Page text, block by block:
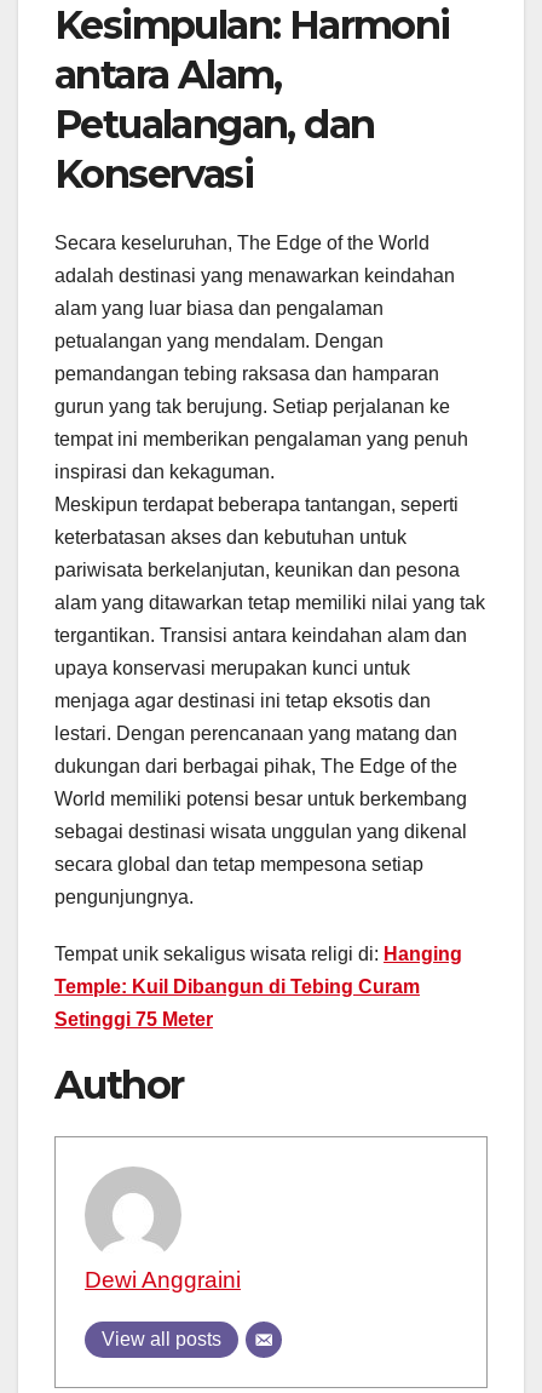
Kesimpulan: Harmoni
antara Alam,
Petualangan, dan
Konservasi
Secara keseluruhan, The Edge of the World
adalah destinasi yang menawarkan keindahan
alam yang luar biasa dan pengalaman
petualangan yang mendalam. Dengan
pemandangan tebing raksasa dan hamparan
gurun yang tak berujung. Setiap perjalanan ke
tempat ini memberikan pengalaman yang penuh
inspirasi dan kekaguman.
Meskipun terdapat beberapa tantangan, seperti
keterbatasan akses dan kebutuhan untuk
pariwisata berkelanjutan, keunikan dan pesona
alam yang ditawarkan tetap memiliki nilai yang tak
tergantikan. Transisi antara keindahan alam dan
upaya konservasi merupakan kunci untuk
menjaga agar destinasi ini tetap eksotis dan
lestari. Dengan perencanaan yang matang dan
dukungan dari berbagai pihak, The Edge of the
World memiliki potensi besar untuk berkembang
sebagai destinasi wisata unggulan yang dikenal
secara global dan tetap mempesona setiap
pengunjungnya.
Tempat unik sekaligus wisata religi di: Hanging
Temple: Kuil Dibangun di Tebing Curam
Setinggi 75 Meter
Author
Dewi Anggraini
View all posts